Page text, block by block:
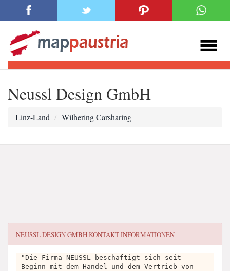
Neussl Design GmbH
Linz-Land Wilhering Carsharing
NEUSSL DESIGN GMBHKONTAKT INFORMATIONEN
"Die Firma NEUSSL beschäftigt sich seit
Beginn mit dem Handel und dem Vertrieb von